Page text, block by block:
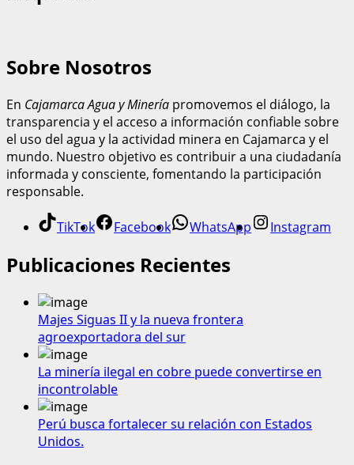
Sobre Nosotros
En Cajamarca Agua y Minería promovemos el diálogo, la
transparencia y el acceso a información confiable sobre
el uso del agua y la actividad minera en Cajamarca y el
mundo. Nuestro objetivo es contribuir a una ciudadanía
informada y consciente, fomentando la participación
responsable.
TikTok Facebook WhatsApp Instagram
Publicaciones Recientes
Majes Siguas II y la nueva frontera
agroexportadora del sur
La minería ilegal en cobre puede convertirse en
incontrolable
Perú busca fortalecer su relación con Estados
Unidos.